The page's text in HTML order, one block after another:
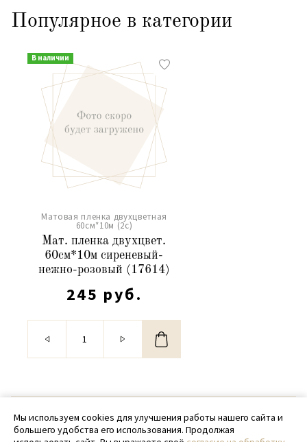
Популярное в категории
В наличии
Матовая пленка двухцветная
60см*10м (2c)
Мат. пленка двухцвет.
60см*10м сиреневый-
нежно-розовый (17614)
245 руб.
© 2020 - 2026 SamPack
Мы используем cookies для улучшения работы нашего сайта и
большего удобства его использования. Продолжая